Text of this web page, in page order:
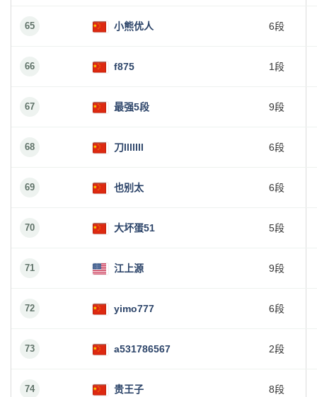
65 小熊优人 6段
66 f875 1段
67 最强5段 9段
68 刀lllllll 6段
69 也别太 6段
70 大坏蛋51 5段
71 江上源 9段
72 yimo777 6段
73 a531786567 2段
74 贵王子 8段